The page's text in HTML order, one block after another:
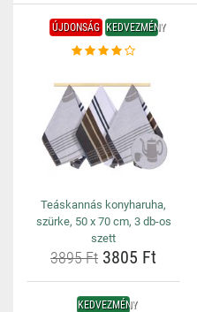
ÚJDONSÁG KEDVEZMÉNY
Teáskannás konyharuha,
szürke, 50 x 70 cm, 3 db-os
szett
3895 Ft 3805 Ft
KEDVEZMÉNY